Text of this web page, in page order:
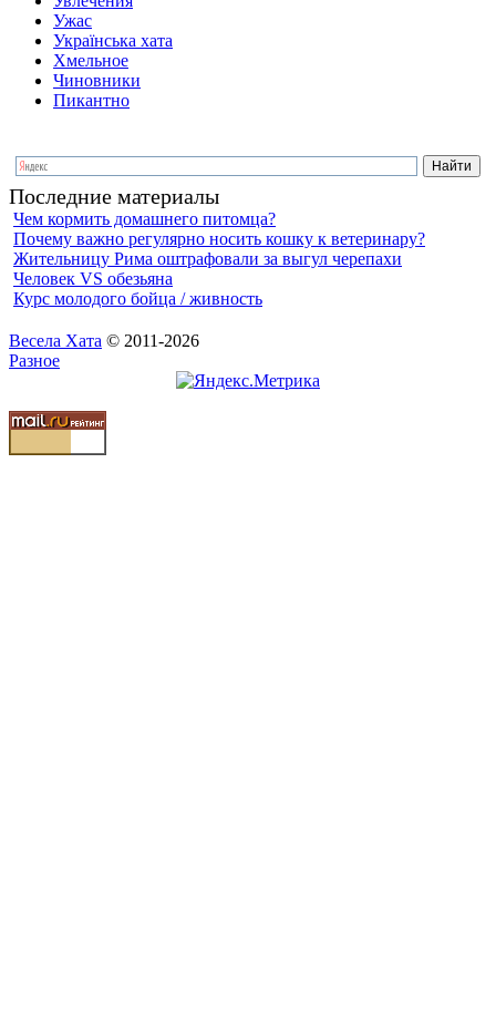
Ужас
Українська хата
Хмельное
Чиновники
Пикантно
Последние материалы
Чем кормить домашнего питомца?
Почему важно регулярно носить кошку к ветеринару?
Жительницу Рима оштрафовали за выгул черепахи
Человек VS обезьяна
Курс молодого бойца / живность
Весела Хата © 2011-2026
Разное